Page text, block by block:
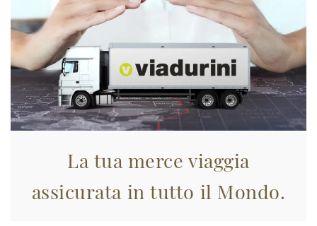
La tua merce viaggia
assicurata in tutto il Mondo.